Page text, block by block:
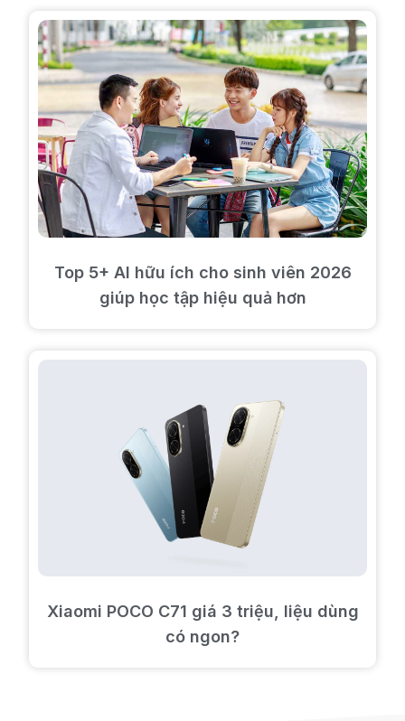
Top 5+ AI hữu ích cho sinh viên 2026
giúp học tập hiệu quả hơn
Xiaomi POCO C71 giá 3 triệu, liệu dùng
có ngon?